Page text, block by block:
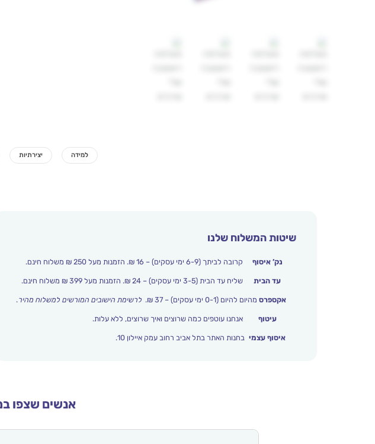
שיטות המשלוח שלנו
נק’ איסוף קרובה לביתך (6-9 ימי עסקים) – 16 ₪. הזמנות מעל 250 ₪ משלוח חינם.
עד הבית שליח עד הבית (3-5 ימי עסקים) – 24 ₪. הזמנות מעל 399 ₪ משלוח חינם.
אקספרס מהיום להיום (0-1 ימי עסקים) – 37 ₪. לרשימת הישובים המורשים למשלוח מהיר.
עיטוף אנחנו עוטפים כמה שרוצים ואיך שרוצים, ללא עלות.
איסוף עצמי בחנות האתר בתל אביב רחוב עמק איילון 10.
אנשים שצפו